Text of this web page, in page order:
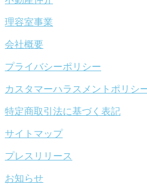
理容室事業
会社概要
プライバシーポリシー
カスタマーハラスメントポリシ
特定商取引法に基づく表記
サイトマップ
プレスリリース
お知らせ